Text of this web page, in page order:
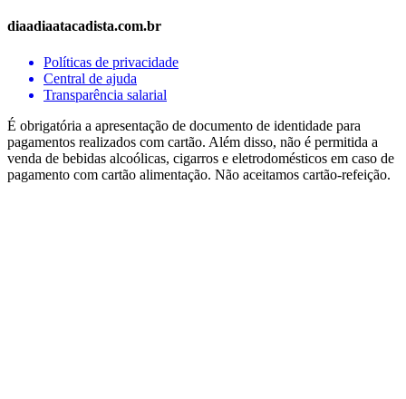
diaadiaatacadista.com.br
Políticas de privacidade
Central de ajuda
Transparência salarial
É obrigatória a apresentação de documento de identidade para
pagamentos realizados com cartão. Além disso, não é permitida a
venda de bebidas alcoólicas, cigarros e eletrodomésticos em caso de
pagamento com cartão alimentação. Não aceitamos cartão-refeição.